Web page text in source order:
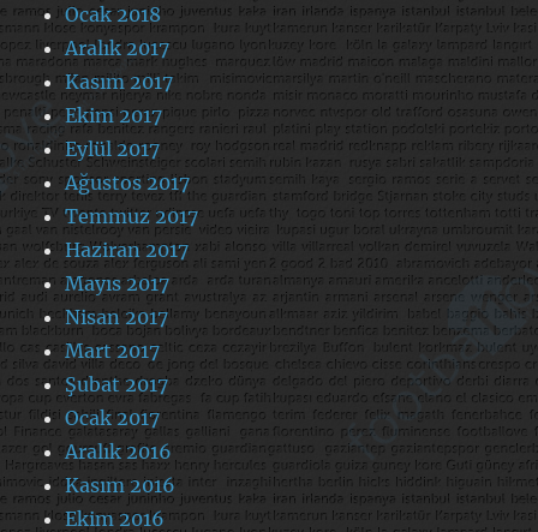
Ocak 2018
Aralık 2017
Kasım 2017
Ekim 2017
Eylül 2017
Ağustos 2017
Temmuz 2017
Haziran 2017
Mayıs 2017
Nisan 2017
Mart 2017
Şubat 2017
Ocak 2017
Aralık 2016
Kasım 2016
Ekim 2016